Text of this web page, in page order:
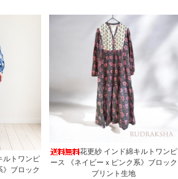
ルトワンピ
》ブロック
花更紗 インド綿キルトワンピ
ース 《ネイビーｘピンク系》ブロック
プリント生地